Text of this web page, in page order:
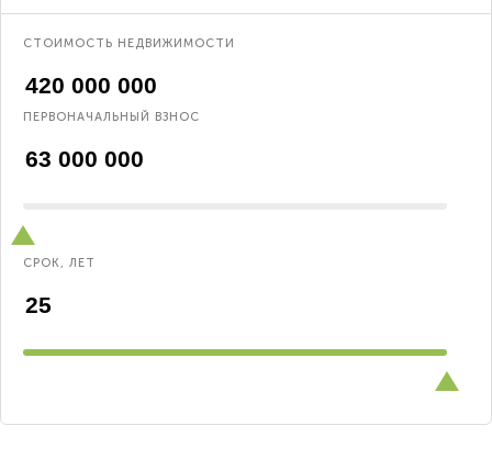
СТОИМОСТЬ НЕДВИЖИМОСТИ
ПЕРВОНАЧАЛЬНЫЙ ВЗНОС
СРОК, ЛЕТ